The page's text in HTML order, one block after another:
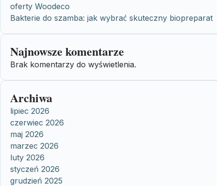
oferty Woodeco
Bakterie do szamba: jak wybrać skuteczny biopreparat
Najnowsze komentarze
Brak komentarzy do wyświetlenia.
Archiwa
lipiec 2026
czerwiec 2026
maj 2026
marzec 2026
luty 2026
styczeń 2026
grudzień 2025